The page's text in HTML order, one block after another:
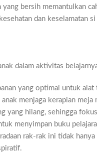
bersih memantulkan
dan keselamatan
dalam aktivitas
yang optimal untuk
menjaga kerapian
yang hilang, sehingga
menyimpan buku
rak-rak ini tidak